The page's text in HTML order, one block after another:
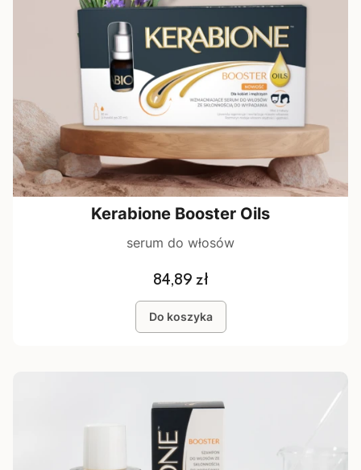
Kerabione Booster Oils
serum do włosów
Cena
84,89 zł
Do koszyka